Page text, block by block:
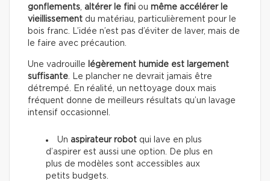
gonflements altérer le fini ou même accélérer le
vieillissement du matériau, particulièrement pour le
bois franc. L’idée n’est pas d’éviter de laver, mais de
le faire avec précaution.
Une vadrouille
légèrement humide est largement
suffisante . Le plancher ne devrait jamais être
détrempé. En réalité, un nettoyage doux mais
fréquent donne de meilleurs résultats qu’un lavage
intensif occasionnel.
Un aspirateur robot qui lave en plus
d’aspirer est aussi une option. De plus en
plus de modèles sont accessibles aux
petits budgets.